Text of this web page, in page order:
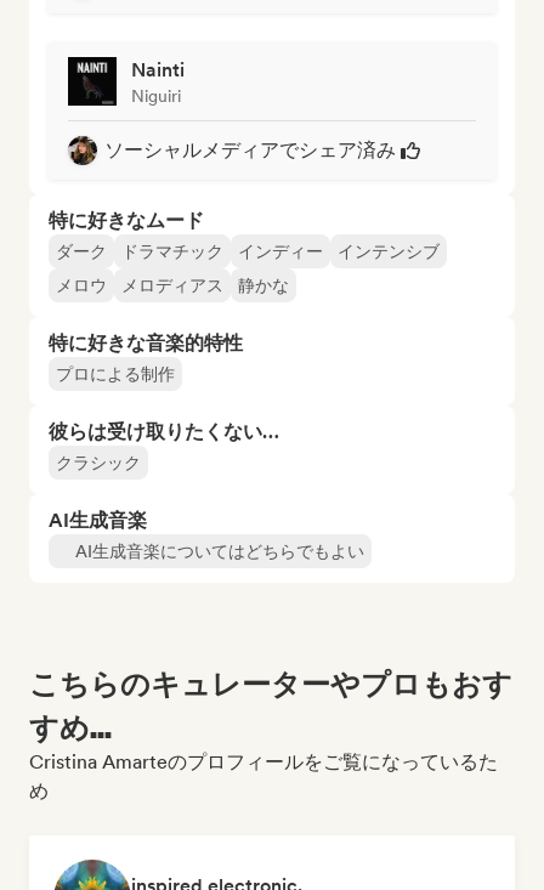
Nainti
Niguiri
ソーシャルメディアでシェア済み
特に好きなムード
ダーク ドラマチック インディー
インテンシブ
メロウ
メロディアス 静かな
特に好きな音楽的特性
プロによる制作
彼らは受け取りたくない…
クラシック
AI生成音楽
AI生成音楽についてはどちらでもよい
こちらのキュレーターやプロもおす
すめ...
Cristina Amarteのプロフィールをご覧になっているた
め